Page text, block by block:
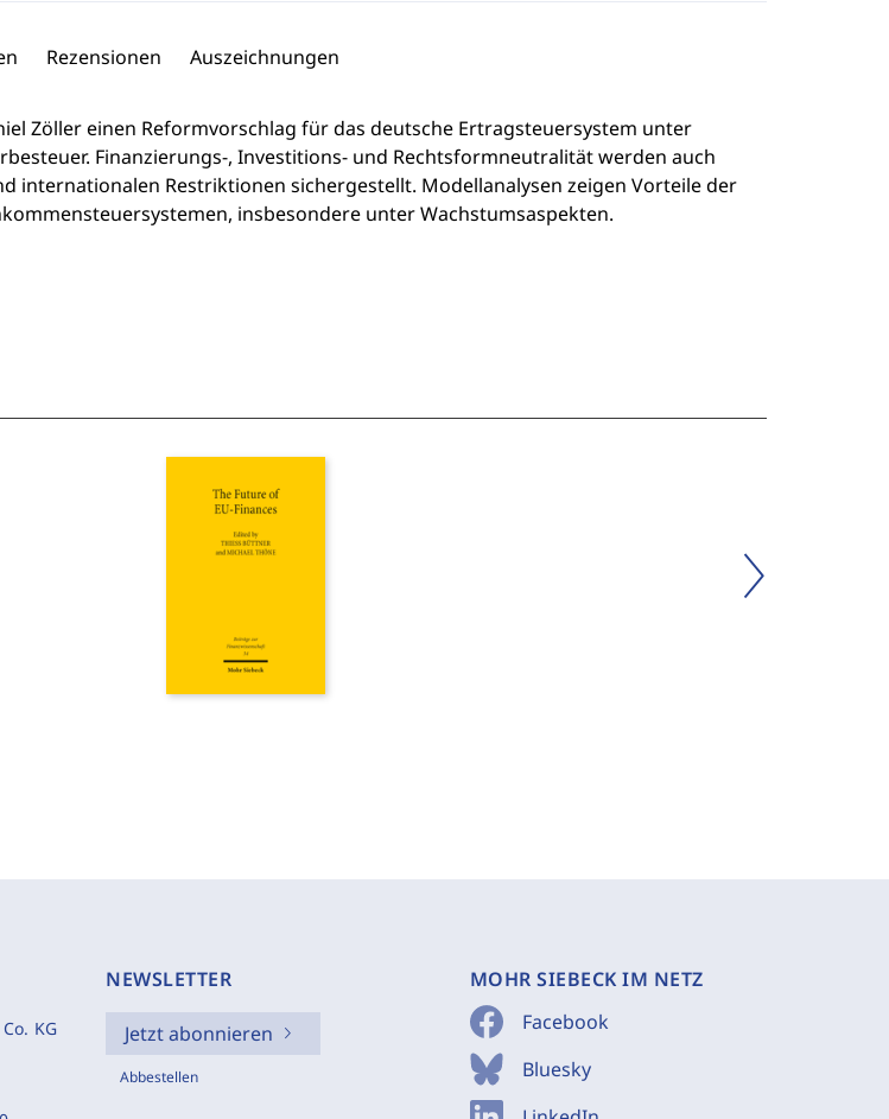
Rezensionen Auszeichnungen
Zöller einen Reformvorschlag für das deutsche Ertragsteuersystem unter
Finanzierungs-, Investitions- und Rechtsformneutralität werden auch
internationalen Restriktionen sichergestellt. Modellanalysen zeigen Vorteile der
insbesondere unter Wachstumsaspekten.
KG
NEWSLETTER
Jetzt abonnieren
Abbestellen
MOHR SIEBECK IM NETZ
Facebook
Bluesky